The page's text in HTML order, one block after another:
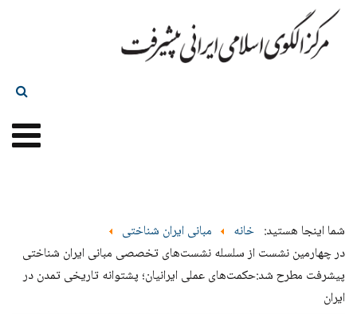
شما اینجا هستید: خانه
مبانی ایران شناختی
در چهارمين نشست از سلسله نشست‌های تخصصی مبانی ایران شناختی
پیشرفت مطرح شد:حکمت‌های عملی ایرانیان؛ پشتوانه تاریخی تمدن در
ایران